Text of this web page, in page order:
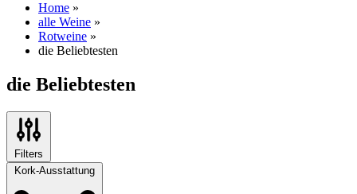
Home »
alle Weine »
Rotweine »
die Beliebtesten
die Beliebtesten
Filters
Kork-Ausstattung